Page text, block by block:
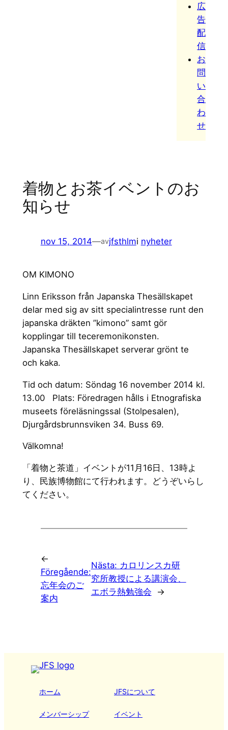
広
告
配
信
お
問
い
合
わ
せ
着物とお茶イベントのお
知らせ
nov 15, 2014—avjfsthlmi nyheter
OM KIMONO
Linn Eriksson från Japanska Thesällskapet
delar med sig av sitt specialintresse runt den
japanska dräkten ”kimono” samt gör
kopplingar till teceremonikonsten.
Japanska Thesällskapet serverar grönt te
och kaka.
Tid och datum: Söndag 16 november 2014 kl.
13.00 Plats: Föredragen hålls i Etnografiska
museets föreläsningssal (Stolpesalen),
Djurgårdsbrunnsviken 34. Buss 69.
Välkomna!
「着物と茶道」イベントが11月16日、13時よ
り、民族博物館にて行われます。どうぞいらし
てください。
←
Föregående:
忘年会のご
案内
Nästa: カロリンスカ研
究所教授による講演会、
エボラ熱勉強会
→
ホーム
メンバーシップ
JFSについて
イベント